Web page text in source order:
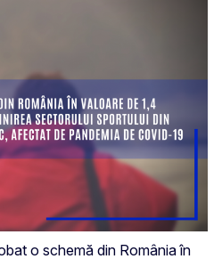
o schemă din România în